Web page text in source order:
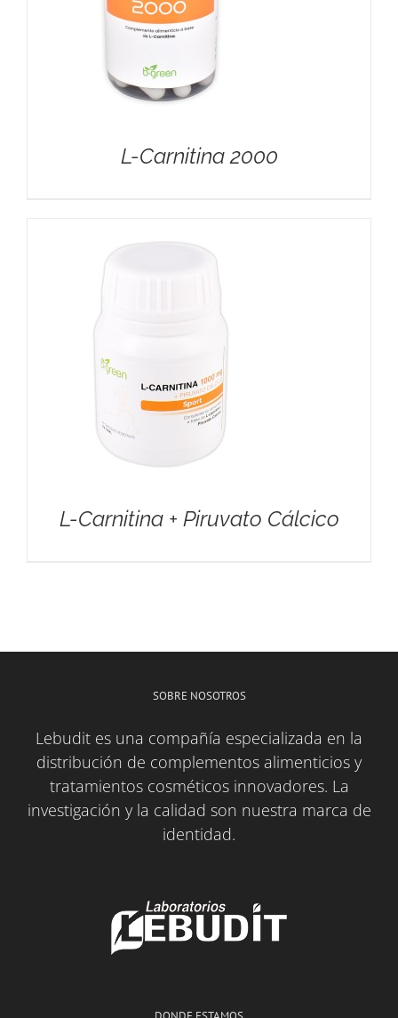
L-Carnitina 2000
L-Carnitina + Piruvato Cálcico
SOBRE NOSOTROS
Lebudit es una compañía especializada en la
distribución de complementos alimenticios y
tratamientos cosméticos innovadores. La
investigación y la calidad son nuestra marca de
identidad.